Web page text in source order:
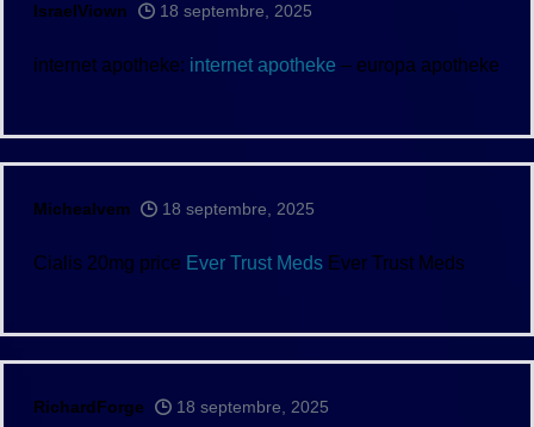
IsraelViown 18 septembre, 2025
internet apotheke: internet apotheke – europa apotheke
Michealvem 18 septembre, 2025
Cialis 20mg price Ever Trust Meds Ever Trust Meds
RichardForge 18 septembre, 2025